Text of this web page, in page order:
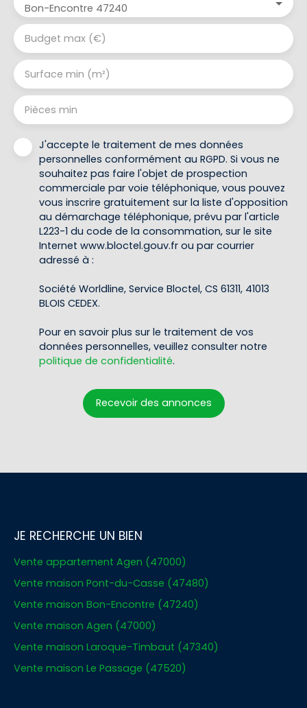
Bon-Encontre 47240
Budget max (€)
Surface min (m²)
Pièces min
J'accepte le traitement de mes données
personnelles conformément au RGPD. Si vous ne
souhaitez pas faire l'objet de prospection
commerciale par voie téléphonique, vous pouvez
vous inscrire gratuitement sur la liste d'opposition
au démarchage téléphonique, prévu par l'article
L223-1 du code de la consommation, sur le site
Internet www.bloctel.gouv.fr ou par courrier
adressé à :
Société Worldline, Service Bloctel, CS 61311, 41013
BLOIS CEDEX.
Pour en savoir plus sur le traitement de vos
données personnelles, veuillez consulter notre
politique de confidentialité.
Recevoir des annonces
JE RECHERCHE UN BIEN
Vente appartement Agen (47000)
Vente maison Pont-du-Casse (47480)
Vente maison Bon-Encontre (47240)
Vente maison Agen (47000)
Vente maison Laroque-Timbaut (47340)
Vente maison Le Passage (47520)